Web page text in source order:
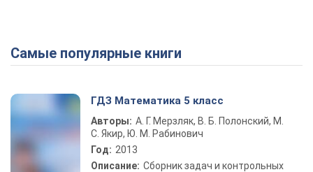
Самые популярные книги
ГДЗ Математика 5 класс
Авторы: А. Г. Мерзляк, В. Б. Полонский, М.
С. Якир, Ю. М. Рабинович
Год: 2013
Описание: Сборник задач и контрольных